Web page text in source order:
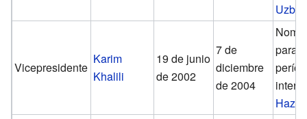
Vicepresidente
Karim
Khalili
19 de junio
de 2002
7 de
diciembre
de 2004
para